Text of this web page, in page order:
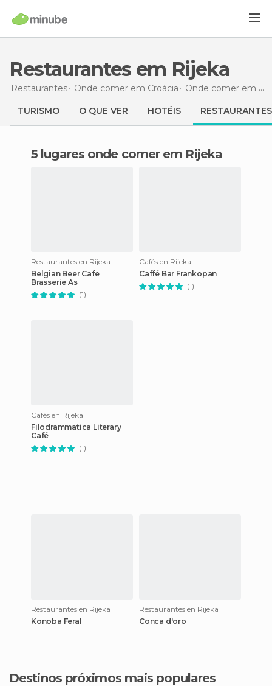
Restaurantes em Rijeka
Restaurantes Onde comer em Croácia Onde comer em Primorje-Gorski Kotar
TURISMO O QUE VER HOTÉIS RESTAURANTES
5 lugares onde comer em Rijeka
Restaurantes en Rijeka
Belgian Beer Cafe
Brasserie As
(1)
Cafés en Rijeka
Caffé Bar Frankopan
(1)
Cafés en Rijeka
Filodrammatica Literary
Café
(1)
Restaurantes en Rijeka
Konoba Feral
Restaurantes en Rijeka
Conca d'oro
Destinos próximos mais populares